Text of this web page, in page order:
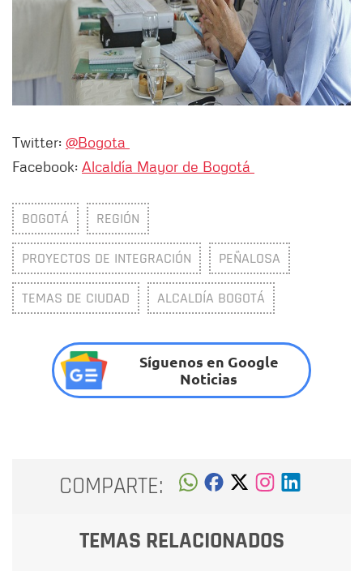
Twitter: @Bogota
Facebook: Alcaldía Mayor de Bogotá
BOGOTÁ REGIÓN
PROYECTOS DE INTEGRACIÓN PEÑALOSA
TEMAS DE CIUDAD ALCALDÍA BOGOTÁ
Síguenos en Google
Noticias
COMPARTE:
TEMAS RELACIONADOS